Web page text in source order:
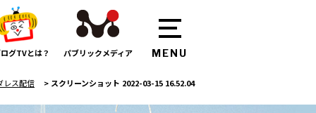
グTVとは？ パブリックメディア
レス配信 > スクリーンショット 2022-03-15 16.52.04